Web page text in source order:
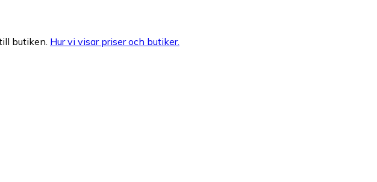
butiken. Hur vi visar priser och butiker.